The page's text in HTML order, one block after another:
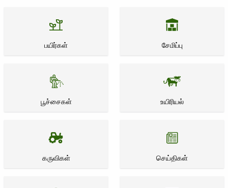
பயிர்கள் சேமிப்பு
பூச்சைகள் உயிரியல்
கருவிகள் செய்திகள்